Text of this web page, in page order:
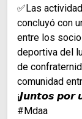
✅Las
concluyó con
entre los
deportiva del
de
comunidad
¡𝙅𝙪𝙣𝙩𝙤𝙨 𝙥𝙤𝙧
#Mdaa